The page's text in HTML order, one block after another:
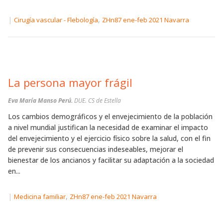
| Cirugía vascular - Flebología, ZHn87 ene-feb 2021 Navarra
La persona mayor frágil
Eva María Manso Perú. DUE. CS de Estella
Los cambios demográficos y el envejecimiento de la población
a nivel mundial justifican la necesidad de examinar el impacto
del envejecimiento y el ejercicio físico sobre la salud, con el fin
de prevenir sus consecuencias indeseables, mejorar el
bienestar de los ancianos y facilitar su adaptación a la sociedad
en...
| Medicina familiar, ZHn87 ene-feb 2021 Navarra